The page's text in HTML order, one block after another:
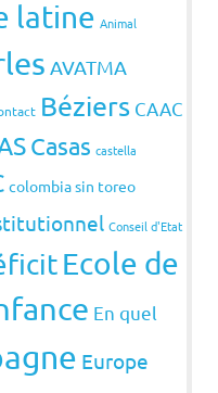
latine Animal
AVATMA
Béziers CAAC
Casas castella
colombia sin toreo
Conseil d'Etat
Ecole de
En quel
Europe